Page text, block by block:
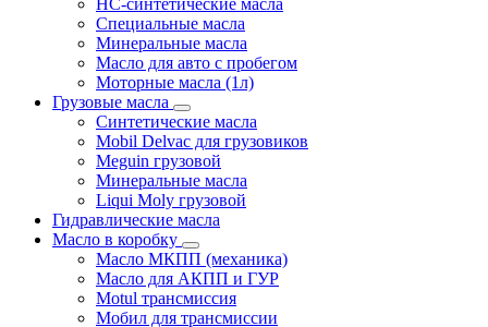
HC-синтетические масла
Специальные масла
Минеральные масла
Масло для авто с пробегом
Моторные масла (1л)
Грузовые масла
Синтетические масла
Mobil Delvac для грузовиков
Meguin грузовой
Минеральные масла
Liqui Moly грузовой
Гидравлические масла
Масло в коробку
Масло МКПП (механика)
Масло для АКПП и ГУР
Motul трансмиссия
Мобил для трансмиссии